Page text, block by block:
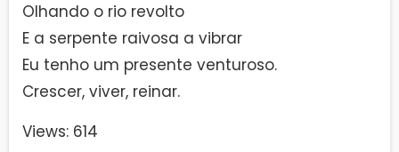
Olhando o rio revolto
E a serpente raivosa a vibrar
Eu tenho um presente venturoso.
Crescer, viver, reinar.
Views: 614